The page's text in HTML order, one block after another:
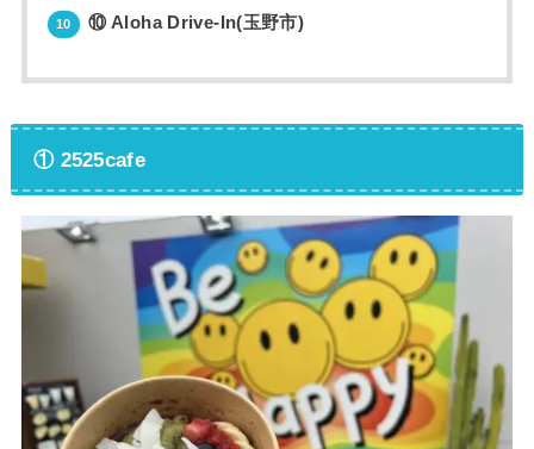
10 ⑩ Aloha Drive-In(玉野市)
① 2525cafe